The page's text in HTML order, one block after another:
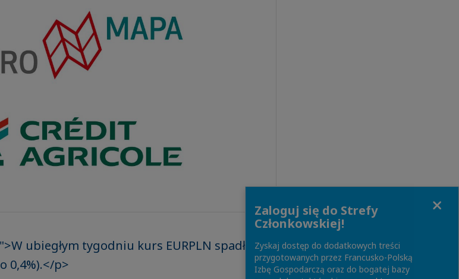
ubiegłym tygodniu kurs EURPLN spadł do
0,4%).</p>
Zaloguj się do Strefy
Członkowskiej!
Zyskaj dostęp do dodatkowych treści
przygotowanych przez Francusko-Polską
Izbę Gospodarczą oraz do bogatej bazy